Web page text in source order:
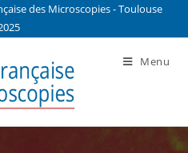
des Microscopies - Toulouse
Menu